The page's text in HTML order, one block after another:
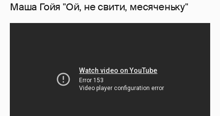
Маша Гойя "Ой, не свити, месяченьку"